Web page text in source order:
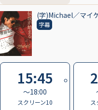
(字)Michael／マイ
字幕
15:45
〜18:00
スクリーン10